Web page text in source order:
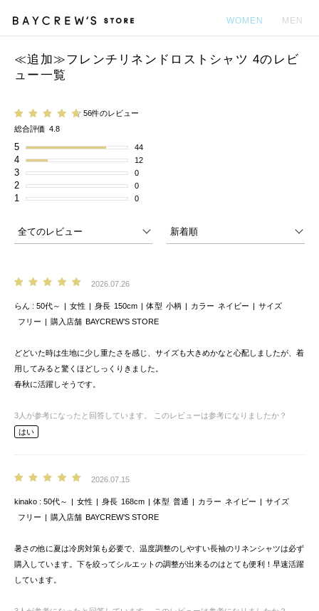
WOMEN MEN
≪追加≫フレンチリネンドロストシャツ 4のレビ
ュー一覧
56件のレビュー
総合評価 4.8
5 44
4 12
3 0
2 0
1 0
2026.07.26
らん 50代～ 女性 身長 150cm 体型 小柄 カラー ネイビー
サイズ
フリー
購入店舗 BAYCREW’S STORE
どどいた時は生地に少し重たさを感じ、サイズも大きめかなと心配しましたが、着
用してみると驚くほどしっくりきました。
春秋に活躍しそうです。
3 人が参考になったと回答しています。
このレビューは参考になりましたか？
はい
2026.07.15
kinako 50代～ 女性 身長 168cm 体型 普通 カラー ネイビー
サイズ
フリー
購入店舗 BAYCREW’S STORE
暑さの他に夏は冷房対策も必要で、温度調整のしやすい長袖のリネンシャツは必ず
購入しています。下を絞ってシルエットの調整が出来るのはとても便利！早速活躍
しています。